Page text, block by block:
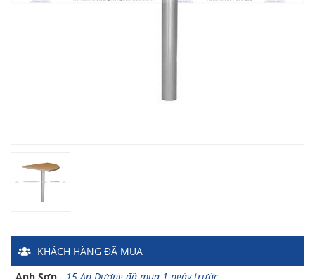
KHÁCH HÀNG ĐÃ MUA
Chị Hồng Anh
Anh Quang
Chị Mai
-
Khu biệt thự Vincom Đường Hoa Lan đã mua 2 giờ
trước